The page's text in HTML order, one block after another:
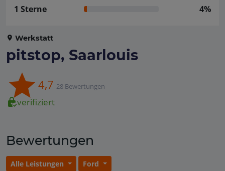
1 Sterne
4%
Werkstatt
pitstop, Saarlouis
4,7 28 Bewertungen
verifiziert
Bewertungen
Alle Leistungen Ford